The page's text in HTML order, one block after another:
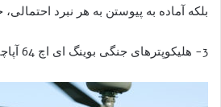
بلکه آماده به پیوستن به هر نبرد
3- هلیکوپترهای جنگی بوینگ ای اچ 64 آپاچی: